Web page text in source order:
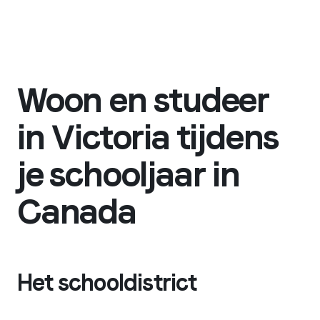
Woon en studeer
in Victoria tijdens
je schooljaar in
Canada
Het schooldistrict